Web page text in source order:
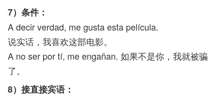
7）条件：
A decir verdad, me gusta esta película.
说实话，我喜欢这部电影。
A no ser por tí, me engañan. 如果不是你，我就被骗
了。
8）接直接宾语：